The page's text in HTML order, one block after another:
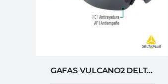
GAFAS VULCANO2 DELTA PLUS